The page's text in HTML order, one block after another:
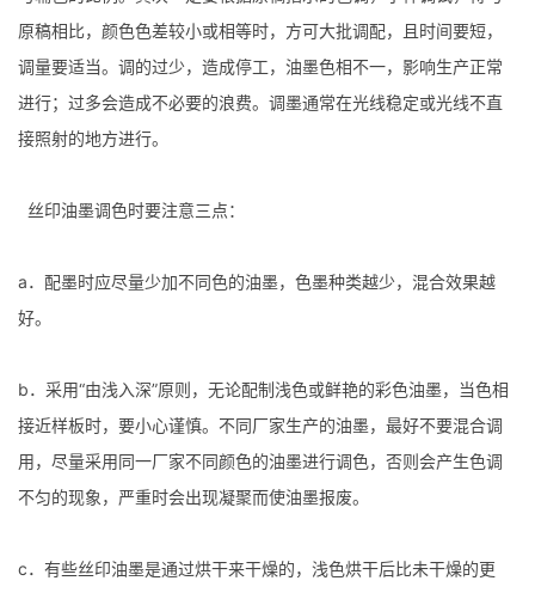
原稿相比，颜色色差较小或相等时，方可大批调配，且时间要短，
调量要适当。调的过少，造成停工，油墨色相不一，影响生产正常
进行；过多会造成不必要的浪费。调墨通常在光线稳定或光线不直
接照射的地方进行。
丝印油墨调色时要注意三点：
a．配墨时应尽量少加不同色的油墨，色墨种类越少，混合效果越
好。
b．采用“由浅入深”原则，无论配制浅色或鲜艳的彩色油墨，当色相
接近样板时，要小心谨慎。不同厂家生产的油墨，最好不要混合调
用，尽量采用同一厂家不同颜色的油墨进行调色，否则会产生色调
不匀的现象，严重时会出现凝聚而使油墨报废。
c．有些丝印油墨是通过烘干来干燥的，浅色烘干后比未干燥的更